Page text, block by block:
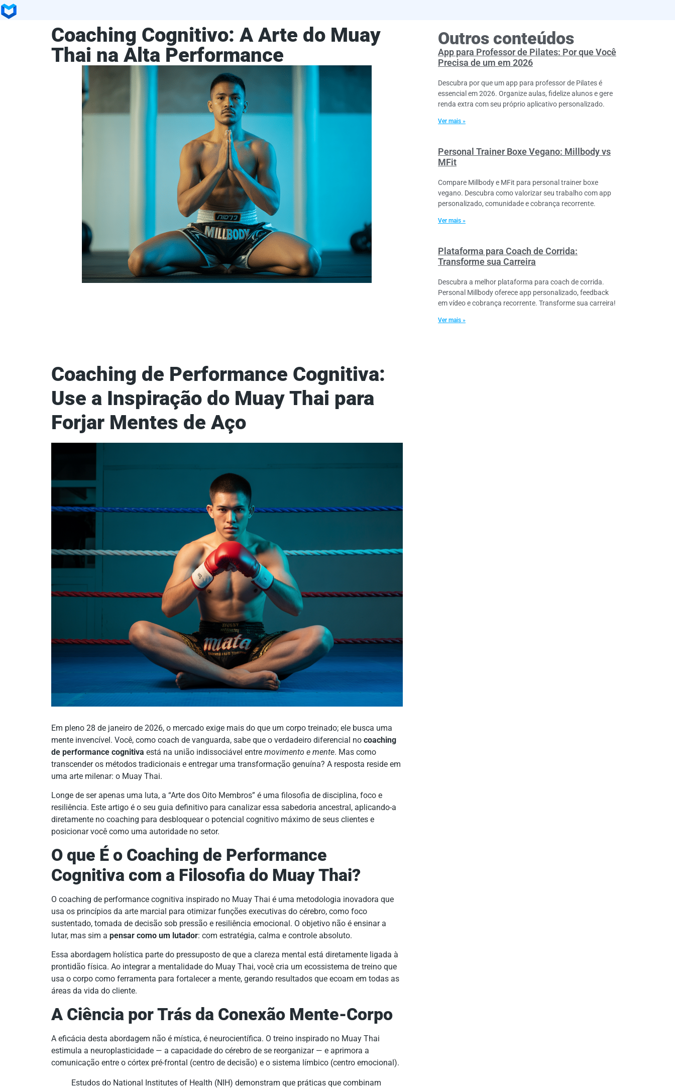
Coaching Cognitivo: A Arte do Muay
Thai na Alta Performance
Coaching de Performance Cognitiva:
Use a Inspiração do Muay Thai para
Forjar Mentes de Aço
Em pleno 28 de janeiro de 2026, o mercado exige mais do que um corpo treinado; ele busca uma
mente invencível. Você, como coach de vanguarda, sabe que o verdadeiro diferencial no coaching
de performance cognitiva está na união indissociável entre movimento e mente. Mas como
transcender os métodos tradicionais e entregar uma transformação genuína? A resposta reside em
uma arte milenar: o Muay Thai.
Longe de ser apenas uma luta, a “Arte dos Oito Membros” é uma filosofia de disciplina, foco e
resiliência. Este artigo é o seu guia definitivo para canalizar essa sabedoria ancestral, aplicando-a
diretamente no coaching para desbloquear o potencial cognitivo máximo de seus clientes e
posicionar você como uma autoridade no setor.
O que É o Coaching de Performance
Cognitiva com a Filosofia do Muay Thai?
O coaching de performance cognitiva inspirado no Muay Thai é uma metodologia inovadora que
usa os princípios da arte marcial para otimizar funções executivas do cérebro, como foco
sustentado, tomada de decisão sob pressão e resiliência emocional. O objetivo não é ensinar a
lutar, mas sim a pensar como um lutador: com estratégia, calma e controle absoluto.
Essa abordagem holística parte do pressuposto de que a clareza mental está diretamente ligada à
prontidão física. Ao integrar a mentalidade do Muay Thai, você cria um ecossistema de treino que
usa o corpo como ferramenta para fortalecer a mente, gerando resultados que ecoam em todas as
áreas da vida do cliente.
A Ciência por Trás da Conexão Mente-Corpo
A eficácia desta abordagem não é mística, é neurocientífica. O treino inspirado no Muay Thai
estimula a neuroplasticidade — a capacidade do cérebro de se reorganizar — e aprimora a
comunicação entre o córtex pré-frontal (centro de decisão) e o sistema límbico (centro emocional).
Estudos do National Institutes of Health (NIH) demonstram que práticas que combinam
Outros conteúdos
App para Professor de Pilates: Por que Você
Precisa de um em 2026
Descubra por que um app para professor de Pilates é
essencial em 2026. Organize aulas, fidelize alunos e gere
renda extra com seu próprio aplicativo personalizado.
Ver mais »
Personal Trainer Boxe Vegano: Millbody vs
MFit
Compare Millbody e MFit para personal trainer boxe
vegano. Descubra como valorizar seu trabalho com app
personalizado, comunidade e cobrança recorrente.
Ver mais »
Plataforma para Coach de Corrida:
Transforme sua Carreira
Descubra a melhor plataforma para coach de corrida.
Personal Millbody oferece app personalizado, feedback
em vídeo e cobrança recorrente. Transforme sua carreira!
Ver mais »